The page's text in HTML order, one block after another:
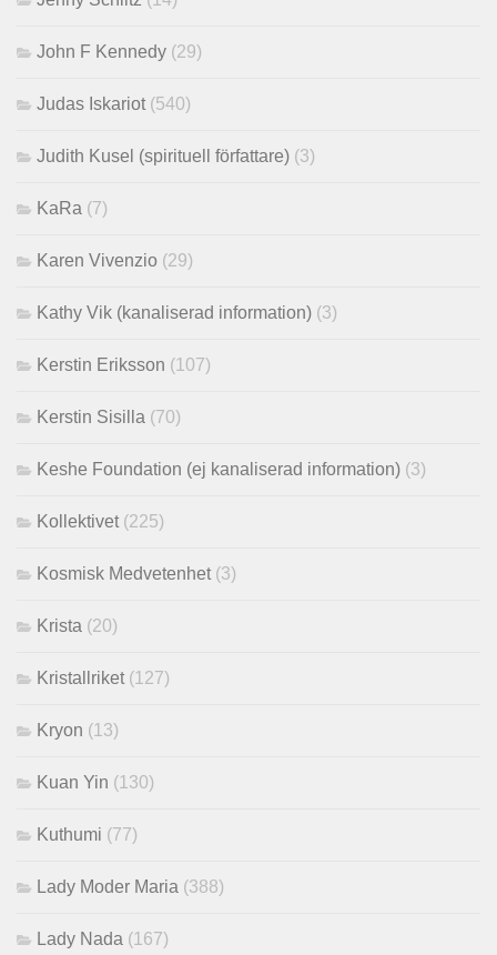
John F Kennedy (29)
Judas Iskariot (540)
Judith Kusel (spirituell författare) (3)
KaRa (7)
Karen Vivenzio (29)
Kathy Vik (kanaliserad information) (3)
Kerstin Eriksson (107)
Kerstin Sisilla (70)
Keshe Foundation (ej kanaliserad information) (3)
Kollektivet (225)
Kosmisk Medvetenhet (3)
Krista (20)
Kristallriket (127)
Kryon (13)
Kuan Yin (130)
Kuthumi (77)
Lady Moder Maria (388)
Lady Nada (167)